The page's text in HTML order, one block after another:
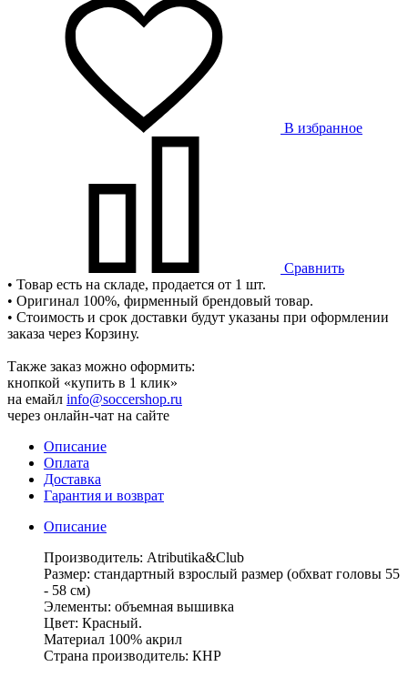
В избранное
Сравнить
• Товар есть на складе, продается от 1 шт.
• Оригинал 100%, фирменный брендовый товар.
• Стоимость и срок доставки будут указаны при оформлении
заказа через Корзину.
Также заказ можно оформить:
кнопкой «купить в 1 клик»
на емайл info@soccershop.ru
через онлайн-чат на сайте
Описание
Оплата
Доставка
Гарантия и возврат
Описание
Производитель: Atributika&Club
Размер: стандартный взрослый размер (обхват головы 55
- 58 см)
Элементы: объемная вышивка
Цвет: Красный.
Материал 100% акрил
Страна производитель: КНР